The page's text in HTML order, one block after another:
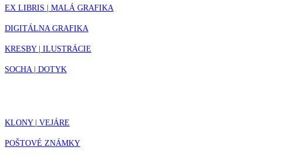
EX LIBRIS | MALÁ GRAFIKA
DIGITÁLNA GRAFIKA
KRESBY | ILUSTRÁCIE
SOCHA | DOTYK
KLONY | VEJÁRE
POŠTOVÉ ZNÁMKY